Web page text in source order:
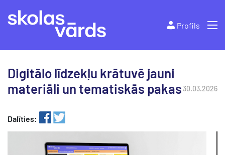
Profils
Digitālo līdzekļu krātuvē jauni
materiāli un tematiskās pakas30.03.2026
Dalīties: